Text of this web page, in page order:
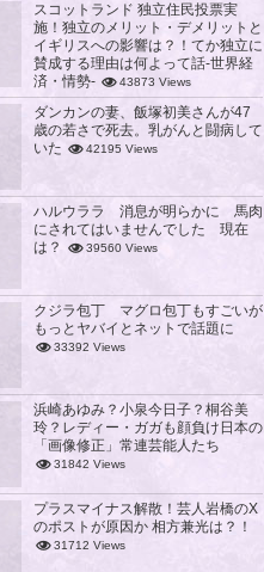
スコットランド 独立住民投票実
施！独立のメリット・デメリットと
イギリスへの影響は？！てか独立に
賛成する理由は何よって話-世界経
済・情勢-
43873 Views
ダンカンの妻、飯塚初美さんが47
歳の若さで死去。乳がんと闘病して
いた
42195 Views
ハルウララ 消息が明らかに 馬肉
にされてはいませんでした 現在
は？
39560 Views
クジラ包丁 マグロ包丁もすごいが
もっとヤバイとネットで話題に
33392 Views
浜崎あゆみ？小泉今日子？桐谷美
玲？レディー・ガガも顔負け日本の
「画像修正」常連芸能人たち
31842 Views
プラスマイナス解散！芸人岩橋のX
のポストが原因か 相方兼光は？！
31712 Views